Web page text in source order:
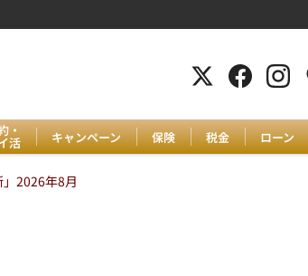
・
活 キャンペーン 保険 税金 ローン
2026年8月